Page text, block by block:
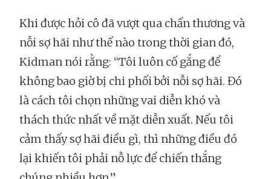
Khi được hỏi cô đã vượt qua chấn thương và
nỗi sợ hãi như thế nào trong thời gian đó,
Kidman nói rằng: “Tôi luôn cố gắng để
không bao giờ bị chi phối bởi nỗi sợ hãi. Đó
là cách tôi chọn những vai diễn khó và
thách thức nhất về mặt diễn xuất. Nếu tôi
cảm thấy sợ hãi điều gì, thì những điều đó
lại khiến tôi phải nỗ lực để chiến thắng